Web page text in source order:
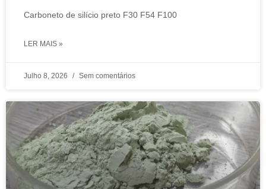
Carboneto de silício preto F30 F54 F100
LER MAIS »
Julho 8, 2026 Sem comentários